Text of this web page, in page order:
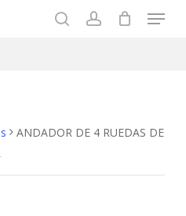
Menu
ANDADOR DE 4 RUEDAS DE